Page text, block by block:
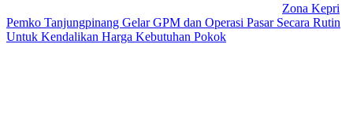
Zona Kepri
Pemko Tanjungpinang Gelar GPM dan Operasi Pasar Secara Rutin
Untuk Kendalikan Harga Kebutuhan Pokok